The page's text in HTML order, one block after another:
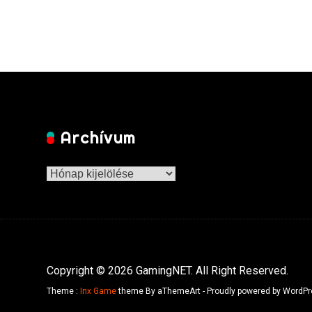
Archívum
Archívum
Copyright © 2026 GamingNET. All Right Reserved.
Theme :Inx Gametheme By aThemeArt - Proudly powered by